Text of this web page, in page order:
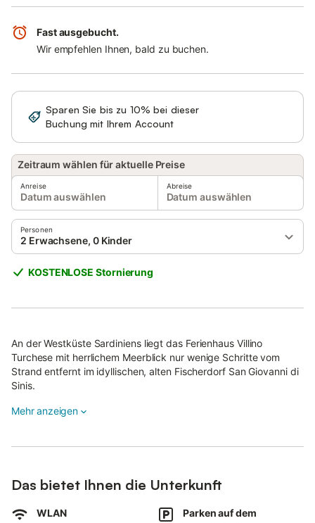
Fast ausgebucht.
Wir empfehlen Ihnen, bald zu buchen.
Sparen Sie bis zu 10% bei dieser
Buchung mit Ihrem Account
Zeitraum wählen für aktuelle Preise
Anreise
Datum auswählen
Abreise
Datum auswählen
Personen
2 Erwachsene, 0 Kinder
KOSTENLOSE Stornierung
An der Westküste Sardiniens liegt das Ferienhaus Villino
Turchese mit herrlichem Meerblick nur wenige Schritte vom
Strand entfernt im idyllischen, alten Fischerdorf San Giovanni di
Sinis.
Das gemütliche Haus bietet ein rustikal eingerichtetes
Zu den weiteren Annehmlichkeiten zählen WLAN, Klimaanlage,
Außenbereich genießen Sie den Blick auf das kristallklare Meer,
Mehr anzeigen
Das bietet Ihnen die Unterkunft
WLAN
Parken auf dem